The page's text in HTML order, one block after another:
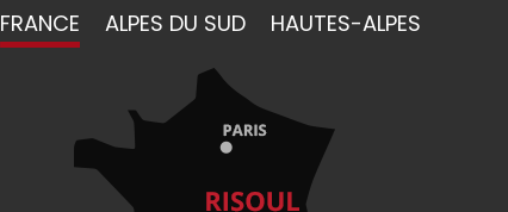
FRANCE ALPES DU SUD HAUTES-ALPES